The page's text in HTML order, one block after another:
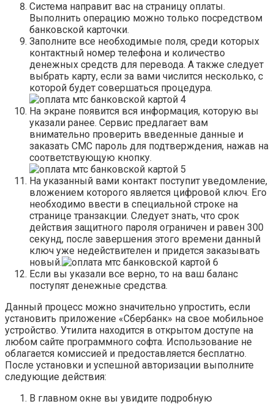
Система направит вас на страницу оплаты.
Выполнить операцию можно только посредством
банковской карточки.
Заполните все необходимые поля, среди которых
контактный номер телефона и количество
денежных средств для перевода. А также следует
выбрать карту, если за вами числится несколько, с
которой будет совершаться процедура.
На экране появится вся информация, которую вы
указали ранее. Сервис предлагает вам
внимательно проверить введенные данные и
заказать СМС пароль для подтверждения, нажав на
соответствующую кнопку.
На указанный вами контакт поступит уведомление,
вложением которого является цифровой ключ. Его
необходимо ввести в специальной строке на
странице транзакции. Следует знать, что срок
действия защитного пароля ограничен и равен 300
секунд, после завершения этого времени данный
ключ уже недействителен и придется заказывать
новый.
Если вы указали все верно, то на ваш баланс
поступят денежные средства.
Данный процесс можно значительно упростить, если
установить приложение «Сбербанк» на свое мобильное
устройство. Утилита находится в открытом доступе на
любом сайте программного софта. Использование не
облагается комиссией и предоставляется бесплатно.
После установки и успешной авторизации выполните
следующие действия:
В главном окне вы увидите подробную